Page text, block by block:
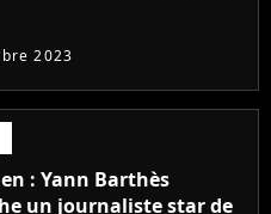
2023
: Yann Barthès
un journaliste star de